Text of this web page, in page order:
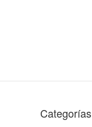
Categorías